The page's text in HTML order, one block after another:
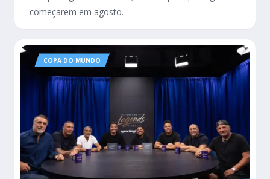
começarem em agosto.
COPA DO MUNDO